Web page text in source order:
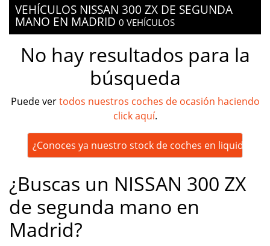
VEHÍCULOS NISSAN 300 ZX DE SEGUNDA
MANO EN MADRID 0 VEHÍCULOS
No hay resultados para la
búsqueda
Puede vertodos nuestros coches de ocasión haciendo
click aquí.
¿Conoces ya nuestro stock de coches en
¿Buscas un NISSAN 300 ZX
de segunda mano en
Madrid?